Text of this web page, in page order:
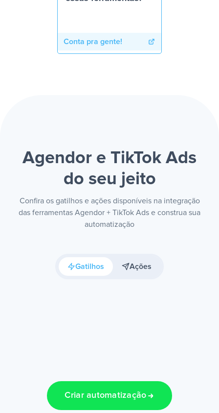
Conta pra gente!
Agendor e TikTok Ads
do seu jeito
Confira os gatilhos e ações disponíveis na integração
das ferramentas Agendor + TikTok Ads e construa sua
automatização
Gatilhos Ações
Criar automatização